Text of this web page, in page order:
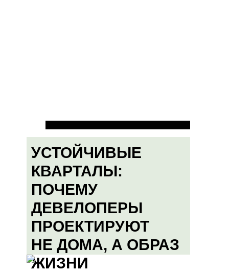
УСТОЙЧИВЫЕ
КВАРТАЛЫ:
ПОЧЕМУ
ДЕВЕЛОПЕРЫ
ПРОЕКТИРУЮТ
НЕ ДОМА, А ОБРАЗ
ЖИЗНИ